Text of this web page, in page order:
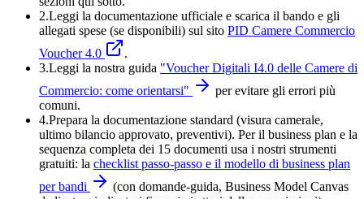
2.Leggi la documentazione ufficiale e scarica il bando e gli
allegati spese (se disponibili) sul sito PID Camere Commercio
Voucher 4.0
.
3.Leggi la nostra guida "Voucher Digitali I4.0 delle Camere di
Commercio: come orientarsi"
per evitare gli errori più
comuni.
4.Prepara la documentazione standard (visura camerale,
ultimo bilancio approvato, preventivi). Per il business plan e la
sequenza completa dei 15 documenti usa i nostri strumenti
gratuiti: la checklist passo-passo e il modello di business plan
per bandi
(con domande-guida, Business Model Canvas